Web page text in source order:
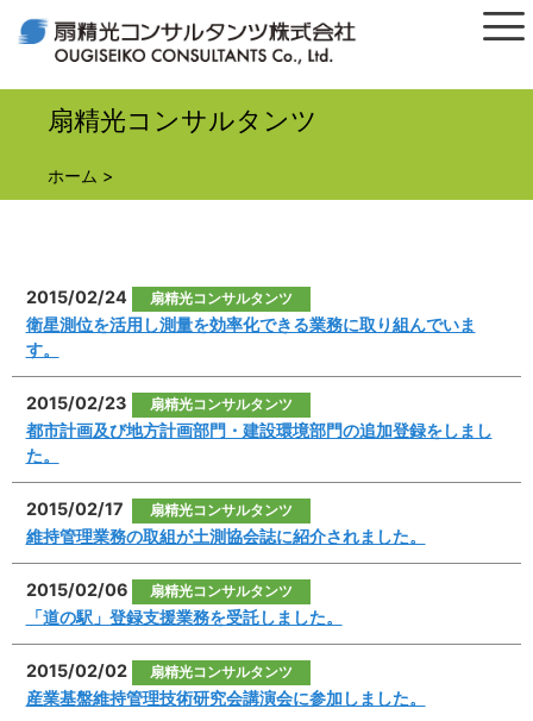
扇精光コンサルタンツ
ホーム >
2015/02/24 扇精光コンサルタンツ
衛星測位を活用し測量を効率化できる業務に取り組んでいま
す。
2015/02/23 扇精光コンサルタンツ
都市計画及び地方計画部門・建設環境部門の追加登録をしまし
た。
2015/02/17 扇精光コンサルタンツ
維持管理業務の取組が土測協会誌に紹介されました。
2015/02/06 扇精光コンサルタンツ
「道の駅」登録支援業務を受託しました。
2015/02/02 扇精光コンサルタンツ
産業基盤維持管理技術研究会講演会に参加しました。